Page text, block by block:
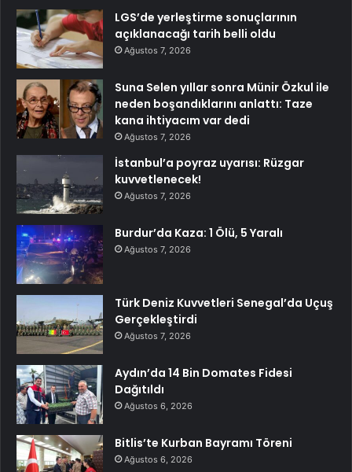
LGS’de yerleştirme sonuçlarının
açıklanacağı tarih belli oldu
Ağustos 7, 2026
Suna Selen yıllar sonra Münir Özkul ile
neden boşandıklarını anlattı: Taze
kana ihtiyacım var dedi
Ağustos 7, 2026
İstanbul’a poyraz uyarısı: Rüzgar
kuvvetlenecek!
Ağustos 7, 2026
Burdur’da Kaza: 1 Ölü, 5 Yaralı
Ağustos 7, 2026
Türk Deniz Kuvvetleri Senegal’da Uçuş
Gerçekleştirdi
Ağustos 7, 2026
Aydın’da 14 Bin Domates Fidesi
Dağıtıldı
Ağustos 6, 2026
Bitlis’te Kurban Bayramı Töreni
Ağustos 6, 2026